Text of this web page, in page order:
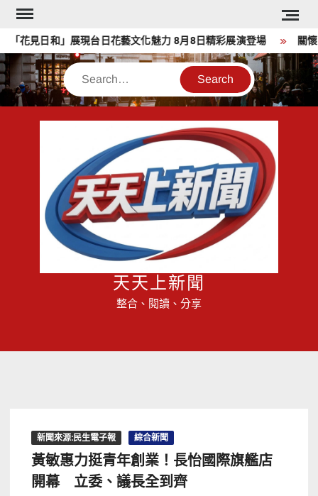
Skip
content
見日和」展現台日花藝文化魅力 8月8日精彩展演登場 關懷
Search
天天上新聞
整合、閱讀、分享
新聞來源:民生電子報 綜合新聞
黃敏惠力挺青年創業！長怡國際旗艦店
開幕 立委、議長全到齊